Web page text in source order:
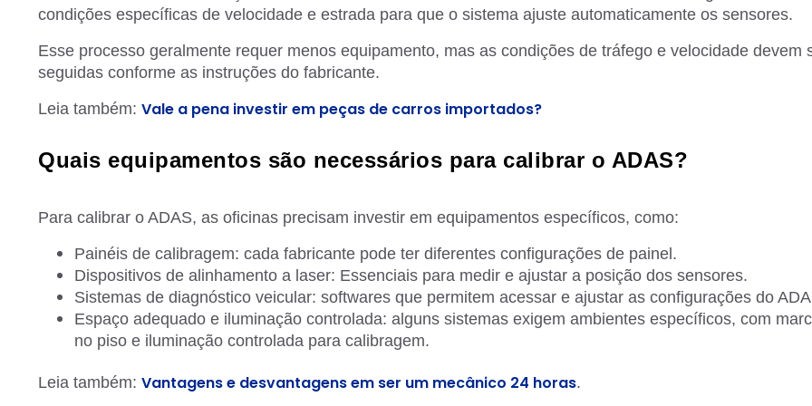
condições específicas de velocidade e estrada para que o sistema ajuste automaticamente os sensores.
Esse processo geralmente requer menos equipamento, mas as condições de tráfego e velocidade devem
seguidas conforme as instruções do fabricante.
Leia também: Vale a pena investir em peças de carros importados?
Quais equipamentos são necessários para calibrar o ADAS?
Para calibrar o ADAS, as oficinas precisam investir em equipamentos específicos, como:
Painéis de calibragem: cada fabricante pode ter diferentes configurações de painel.
Dispositivos de alinhamento a laser: Essenciais para medir e ajustar a posição dos sensores.
Sistemas de diagnóstico veicular: softwares que permitem acessar e ajustar as configurações do
Espaço adequado e iluminação controlada: alguns sistemas exigem ambientes específicos, com
no piso e iluminação controlada para calibragem.
Leia também: Vantagens e desvantagens em ser um mecânico 24 horas.